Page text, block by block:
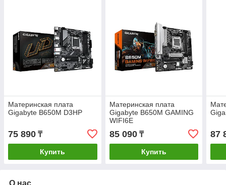
Материнская плата
Gigabyte B650M D3HP
75 890 ₸
Купить
Материнская плата
Gigabyte B650M GAMING
WIFI6E
85 090₸
Купить
87